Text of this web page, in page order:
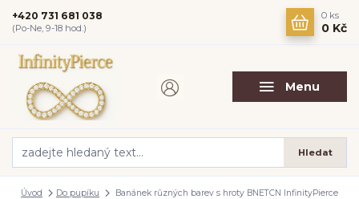
Menu
Hledat
+420 731 681 038
(Po-Ne, 9-18 hod.)
0 ks
0 Kč
Úvod Do pupíku Banánek různých barev s hroty BNETCN InfinityPierce